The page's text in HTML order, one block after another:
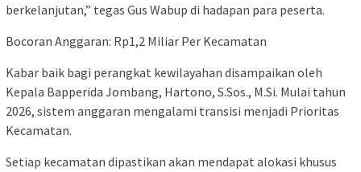
berkelanjutan,” tegas Gus Wabup di hadapan para peserta.
​Bocoran Anggaran: Rp1,2 Miliar Per Kecamatan
​Kabar baik bagi perangkat kewilayahan disampaikan oleh
Kepala Bapperida Jombang, Hartono, S.Sos., M.Si. Mulai tahun
2026, sistem anggaran mengalami transisi menjadi Prioritas
Kecamatan.
​Setiap kecamatan dipastikan akan mendapat alokasi khusus